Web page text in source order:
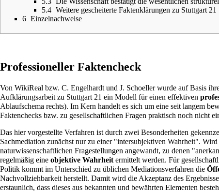
5.4 Weitere gescheiterte Faktenklärungen zu Stuttgart 21
6 Einzelnachweise
Professioneller Faktencheck
Von WikiReal bzw. C. Engelhardt und J. Schoeller wurde auf Basis
Aufklärungsarbeit zu Stuttgart 21 ein Modell für einen effektiven
Ablaufschema rechts). Im Kern handelt es sich um eine seit langem
Faktenchecks bzw. zu gesellschaftlichen Fragen praktisch noch nicht
Das hier vorgestellte Verfahren ist durch zwei Besonderheiten
Sachmediation zunächst nur zu einer "intersubjektiven Wahrheit".
naturwissenschaftlichen Fragestellungen angewandt, zu denen
regelmäßig eine objektive Wahrheit ermittelt werden. Für
Politik kommt im Unterschied zu üblichen Mediationsverfahren die
Nachvollziehbarkeit herstellt. Damit wird die Akzeptanz des
erstaunlich, dass dieses aus bekannten und bewährten Elementen